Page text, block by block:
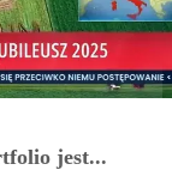
jest...